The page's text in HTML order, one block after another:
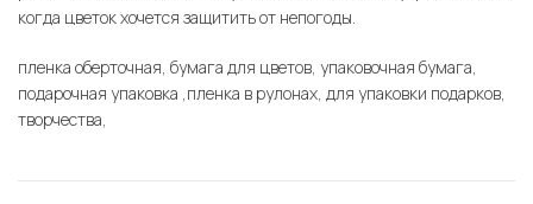
когда цветок хочется защитить от непогоды.
пленка оберточная, бумага для цветов, упаковочная бумага,
подарочная упаковка ,пленка в рулонах, для упаковки подарков,
творчества,